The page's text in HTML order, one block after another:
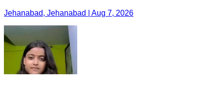
Jehanabad, Jehanabad | Aug 7, 2026